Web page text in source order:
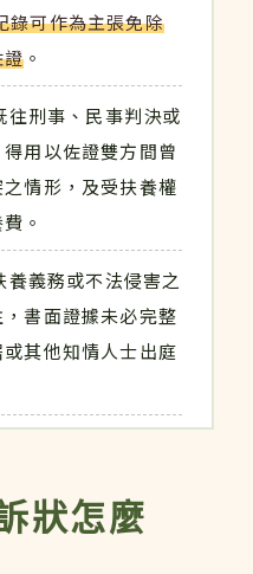
錄可作為主張免除
證 。
往刑事、民事判決或
用以佐證雙方間曾
情形，及受扶養權
。
養義務或不法侵害之
書面證據未必完整
其他知情人士出庭
狀怎麼